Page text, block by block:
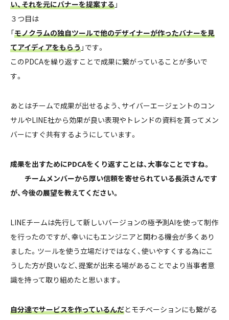
い、それを元にバナーを提案する」
３つ目は
「モノクラムの独自ツールで他のデザイナーが作ったバナーを見
てアイディアをもらう」です。
このPDCAを繰り返すことで成果に繋がっていることが多いで
す。
あとはチームで成果が出せるよう、サイバーエージェントのコン
サルやLINE社から効果が良い表現やトレンドの資料を貰ってメン
バーにすぐ共有するようにしています。
――成果を出すためにPDCAをくり返すことは、大事なことですね。
チームメンバーから厚い信頼を寄せられている長浜さんです
が、今後の展望を教えてください。
LINEチームは先行して新しいバージョンの極予測AIを使って制作
を行ったのですが、幸いにもエンジニアと関わる機会が多くあり
ました。ツールを使う立場だけではなく、使いやすくする為にこ
うした方が良いなど、提案が出来る場があることでより当事者意
識を持って取り組めたと思います。
自分達でサービスを作っているんだとモチベーションにも繋がる